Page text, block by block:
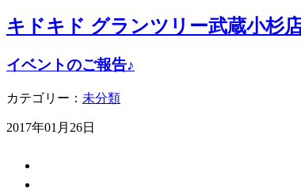
キドキド グランツリー武蔵小杉
イベントのご報告♪
カテゴリー： 未分類
2017年01月26日